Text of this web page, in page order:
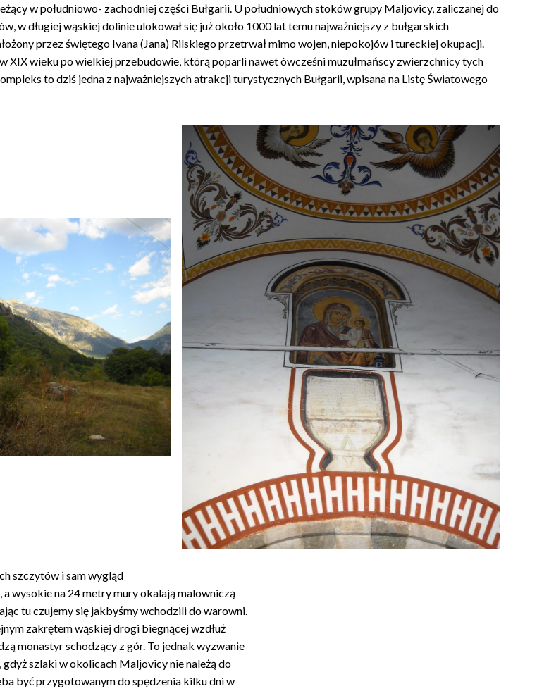
w południowo- zachodniej części Bułgarii. U południowych stoków grupy Maljovicy, zaliczanej do
w długiej wąskiej dolinie ulokował się już około 1000 lat temu najważniejszy z bułgarskich
przez świętego Ivana (Jana) Rilskiego przetrwał mimo wojen, niepokojów i tureckiej okupacji.
XIX wieku po wielkiej przebudowie, którą poparli nawet ówcześni muzułmańscy zwierzchnicy tych
to dziś jedna z najważniejszych atrakcji turystycznych Bułgarii, wpisana na Listę Światowego
szczytów i sam wygląd
wysokie na 24 metry mury okalają malowniczą
tu czujemy się jakbyśmy wchodzili do warowni.
zakrętem wąskiej drogi biegnącej wzdłuż
monastyr schodzący z gór. To jednak wyzwanie
szlaki w okolicach Maljovicy nie należą do
być przygotowanym do spędzenia kilku dni w